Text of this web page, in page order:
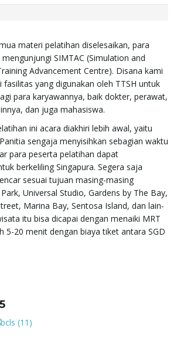
materi pelatihan diselesaikan, para
SIMTAC (Simulation and
Advancement Centre). Disana kami
fasilitas yang digunakan oleh TTSH untuk
para karyawannya, baik dokter, perawat,
dan juga mahasiswa.
ini acara diakhiri lebih awal, yaitu
sengaja menyisihkan sebagian waktu
para peserta pelatihan dapat
berkeliling Singapura. Segera saja
sesuai tujuan masing-masing
Universal Studio, Gardens by The Bay,
Marina Bay, Sentosa Island, dan lain-
itu bisa dicapai dengan menaiki MRT
5-20 menit dengan biaya tiket antara SGD